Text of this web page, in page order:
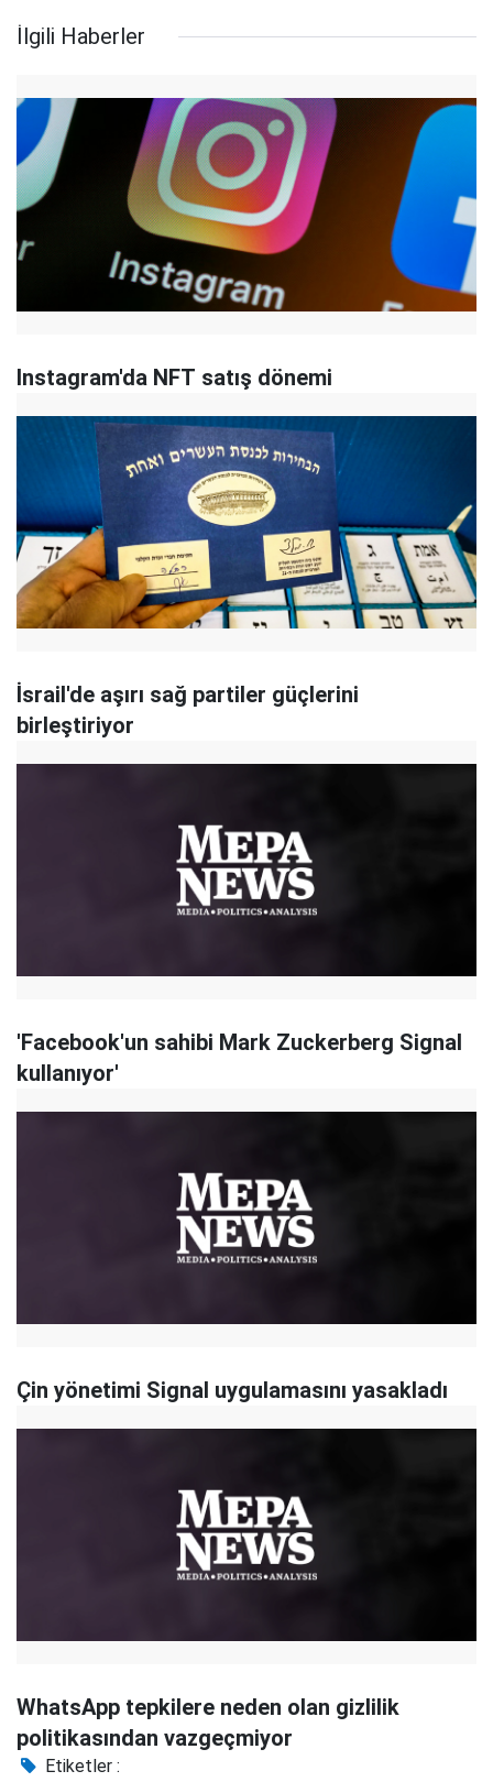
İlgili Haberler
Instagram'da NFT satış dönemi
İsrail'de aşırı sağ partiler güçlerini
birleştiriyor
'Facebook'un sahibi Mark Zuckerberg Signal
kullanıyor'
Çin yönetimi Signal uygulamasını yasakladı
WhatsApp tepkilere neden olan gizlilik
politikasından vazgeçmiyor
Etiketler :